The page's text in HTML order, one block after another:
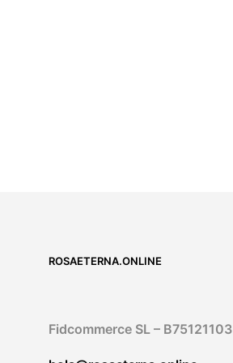
ROSAETERNA.ONLINE
Fidcommerce SL – B75121103